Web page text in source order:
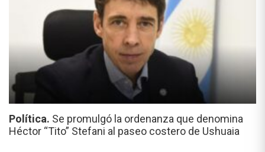
Política. Se promulgó la ordenanza que denomina
Héctor “Tito” Stefani al paseo costero de Ushuaia